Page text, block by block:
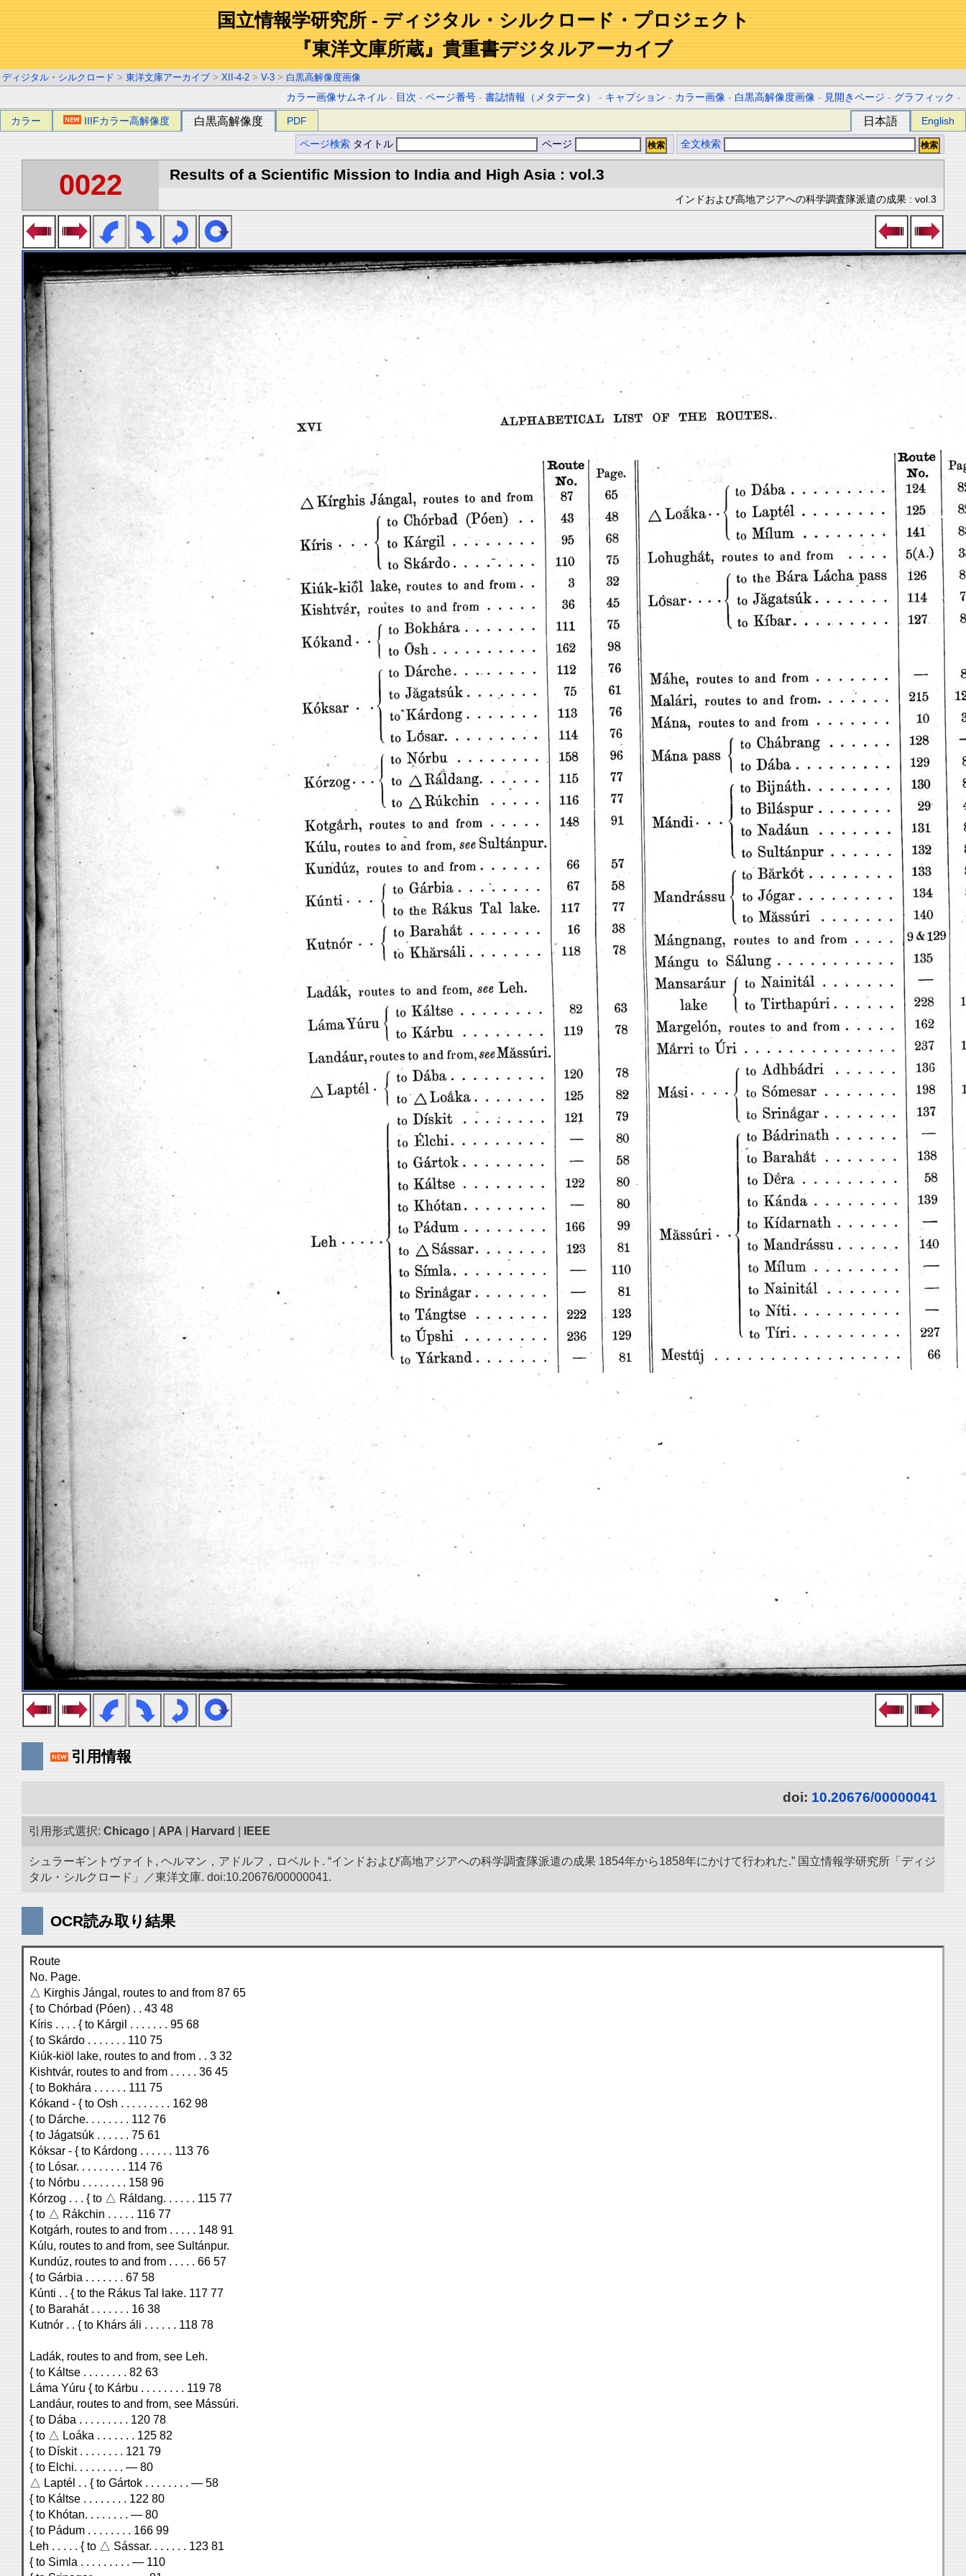
国立情報学研究所 - ディジタル・シルクロード・プロジェクト
『東洋文庫所蔵』貴重書デジタルアーカイブ
ディジタル・シルクロード > 東洋文庫アーカイブ > XII-4-2 > V-3 > 白黒高解像度画像
カラー画像サムネイル - 目次 -ページ番号 -書誌情報（メタデータ） - キャプション - カラー画像 - 白黒高解像度画像 - 見開きページ - グラフィック -
カラー IIIFカラー高解像度 白黒高解像度 PDF 日本語 English
ページ検索 タイトル ページ 全文検索
0022 Results of a Scientific Mission to India and High Asia : vol.3
インドおよび高地アジアへの科学調査隊派遣の成果 : vol.3
引用情報
doi: 10.20676/00000041
引用形式選択: Chicago APA Harvard IEEE
シュラーギントヴァイト, ヘルマン，アドルフ，ロベルト. “インドおよび高地アジアへの科学調査隊派遣の成果 1854年から1858年にかけて行われた.” 国立情報学研究所「ディジ
タル・シルクロード」／東洋文庫. doi:10.20676/00000041.
OCR読み取り結果
Route
No. Page.
△ Kirghis Jángal, routes to and from 87 65
{ to Chórbad (Póen) . . 43 48
Kíris . . . . { to Kárgil . . . . . . . 95 68
{ to Skárdo . . . . . . . 110 75
Kiúk-kiöl lake, routes to and from . . 3 32
Kishtvár, routes to and from . . . . . 36 45
{ to Bokhára . . . . . . 111 75
Kókand - { to Osh . . . . . . . . . 162 98
{ to Dárche. . . . . . . . 112 76
{ to Jágatsúk . . . . . . 75 61
Kóksar - { to Kárdong . . . . . . 113 76
{ to Lósar. . . . . . . . . 114 76
{ to Nórbu . . . . . . . . 158 96
Kórzog . . . { to △ Ráldang. . . . . . 115 77
{ to △ Rákchin . . . . . 116 77
Kotgárh, routes to and from . . . . . 148 91
Kúlu, routes to and from, see Sultánpur.
Kundúz, routes to and from . . . . . 66 57
{ to Gárbia . . . . . . . 67 58
Kúnti . . { to the Rákus Tal lake. 117 77
{ to Barahát . . . . . . . 16 38
Kutnór . . { to Khárs áli . . . . . . 118 78
Ladák, routes to and from, see Leh.
{ to Káltse . . . . . . . . 82 63
Láma Yúru { to Kárbu . . . . . . . . 119 78
Landáur, routes to and from, see Mássúri.
{ to Dába . . . . . . . . . 120 78
{ to △ Loáka . . . . . . . 125 82
{ to Dískit . . . . . . . . 121 79
{ to Elchi. . . . . . . . . — 80
△ Laptél . . { to Gártok . . . . . . . . — 58
{ to Káltse . . . . . . . . 122 80
{ to Khótan. . . . . . . . — 80
{ to Pádum . . . . . . . . 166 99
Leh . . . . . { to △ Sássar. . . . . . . 123 81
{ to Simla . . . . . . . . . — 110